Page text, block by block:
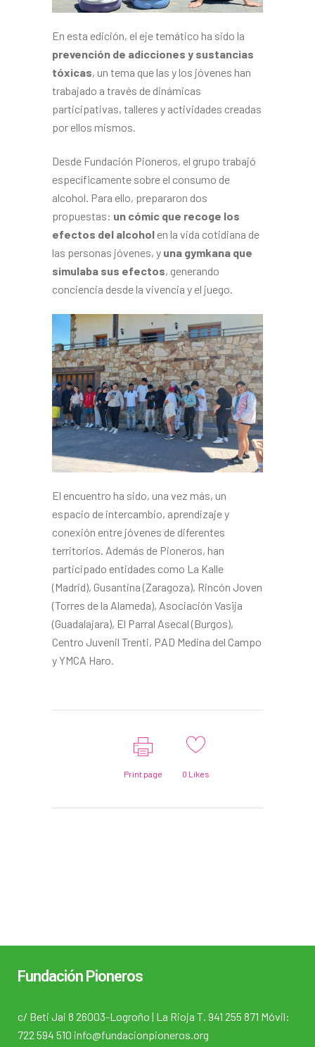
En esta edición, el eje temático ha sido la
prevención de adicciones y sustancias
tóxicas, un tema que las y los jóvenes han
trabajado a través de dinámicas
participativas, talleres y actividades creadas
por ellos mismos.
Desde Fundación Pioneros, el grupo trabajó
específicamente sobre el consumo de
alcohol. Para ello, prepararon dos
propuestas: un cómic que recoge los
efectos del alcohol en la vida cotidiana de
las personas jóvenes, y una gymkana que
simulaba sus efectos, generando
conciencia desde la vivencia y el juego.
El encuentro ha sido, una vez más, un
espacio de intercambio, aprendizaje y
conexión entre jóvenes de diferentes
territorios. Además de Pioneros, han
participado entidades como La Kalle
(Madrid), Gusantina (Zaragoza), Rincón Joven
(Torres de la Alameda), Asociación Vasija
(Guadalajara), El Parral Asecal (Burgos),
Centro Juvenil Trenti, PAD Medina del Campo
y YMCA Haro.
Print page 0 Likes
Fundación Pioneros
c/ Beti Jai 8 26003-Logroño | La Rioja T. 941 255 871 Móvil:
722 594 510 info@fundacionpioneros.org